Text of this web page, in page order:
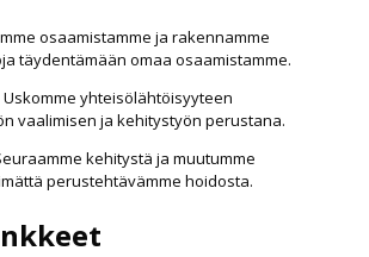
osaamistamme ja rakennamme
täydentämään omaa osaamistamme.
Uskomme yhteisölähtöisyyteen
vaalimisen ja kehitystyön perustana.
kehitystä ja muutumme
perustehtävämme hoidosta.